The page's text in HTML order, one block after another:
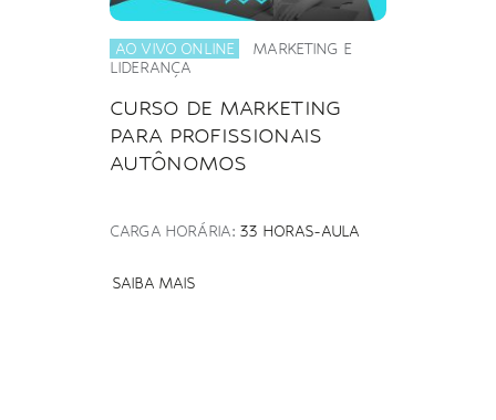
AO VIVO ONLINE
MARKETING E
LIDERANÇA
CURSO DE MARKETING
PARA PROFISSIONAIS
AUTÔNOMOS
CARGA HORÁRIA: 33 HORAS-AULA
SAIBA MAIS